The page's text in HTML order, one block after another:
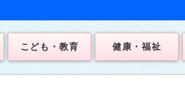
こども・教育 健康・福祉